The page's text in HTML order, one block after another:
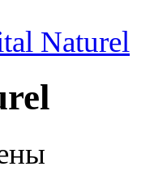
Naturel